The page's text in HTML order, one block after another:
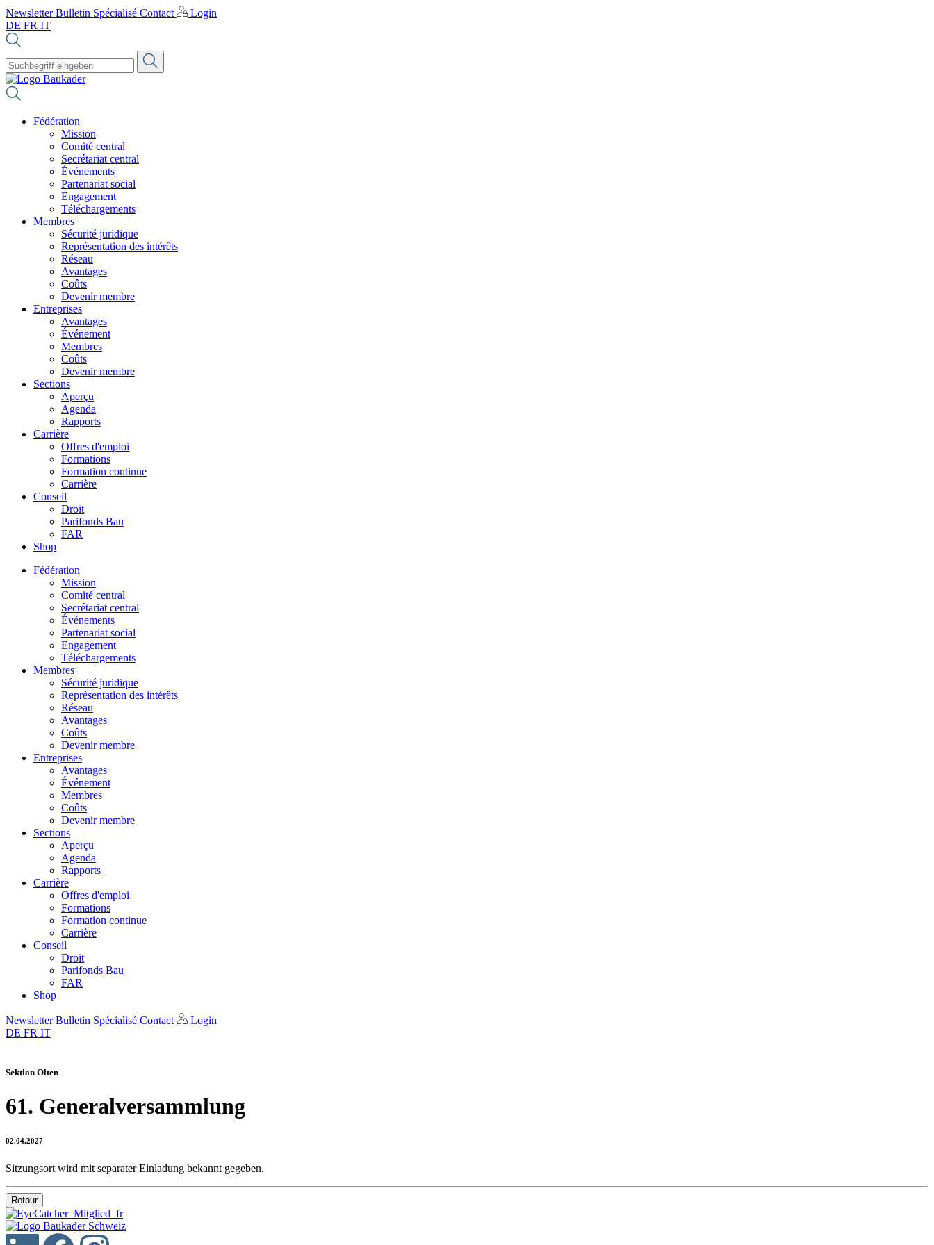
NewsletterBulletin Spécialisé Contact
Login
DE FR IT
Fédération
Mission
Comité central
Secrétariat central
Événements
Partenariat social
Engagement
Téléchargements
Membres
Sécurité juridique
Représentation des intérêts
Réseau
Avantages
Coûts
Devenir membre
Entreprises
Avantages
Événement
Membres
Coûts
Devenir membre
Sections
Aperçu
Agenda
Rapports
Carrière
Offres d'emploi
Formations
Formation continue
Carrière
Conseil
Droit
Parifonds Bau
FAR
Shop
Fédération
Mission
Comité central
Secrétariat central
Événements
Partenariat social
Engagement
Téléchargements
Membres
Sécurité juridique
Représentation des intérêts
Réseau
Avantages
Coûts
Devenir membre
Entreprises
Avantages
Événement
Membres
Coûts
Devenir membre
Sections
Aperçu
Agenda
Rapports
Carrière
Offres d'emploi
Formations
Formation continue
Carrière
Conseil
Droit
Parifonds Bau
FAR
Shop
NewsletterBulletin Spécialisé Contact
Login
DE FR IT
Sektion Olten
61. Generalversammlung
02.04.2027
Sitzungsort wird mit separater Einladung bekannt gegeben.
Retour